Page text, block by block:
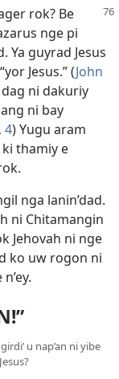
rok? Be
nge pi
Ya guyrad Jesus
Jesus.” (John
dag ni dakuriy
ni bay
4) Yugu aram
thamiy e
nga lanin’dad.
ni Chitamangin
Jehovah ni nge
ko uw rogon ni
u nap’an ni yibe